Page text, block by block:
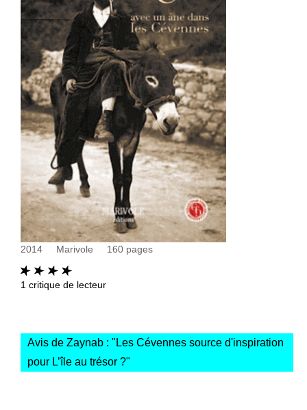
Thématiques
2014 Marivole 160 pages
1 critique de lecteur
Avis de Zaynab : " Les Cévennes source d'inspiration
pour L’île au trésor ?"